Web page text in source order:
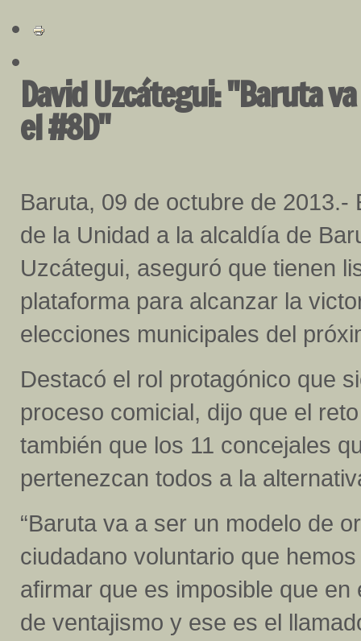
David Uzcátegui: "Baruta
el #8D"
Baruta, 09 de octubre de 2013.-
de la Unidad a la alcaldía de
Uzcátegui, aseguró que tienen
plataforma para alcanzar la
elecciones municipales del
Destacó el rol protagónico que
proceso comicial, dijo que el
también que los 11 concejales
pertenezcan todos a la
“Baruta va a ser un modelo de
ciudadano voluntario que
afirmar que es imposible que
de ventajismo y ese es el